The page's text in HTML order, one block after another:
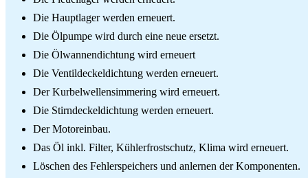
Die Hauptlager werden erneuert.
Die Ölpumpe wird durch eine neue ersetzt.
Die Ölwannendichtung wird erneuert
Die Ventildeckeldichtung werden erneuert.
Der Kurbelwellensimmering wird erneuert.
Die Stirndeckeldichtung werden erneuert.
Der Motoreinbau.
Das Öl inkl. Filter, Kühlerfrostschutz, Klima wird erneuert.
Löschen des Fehlerspeichers und anlernen der Komponenten.